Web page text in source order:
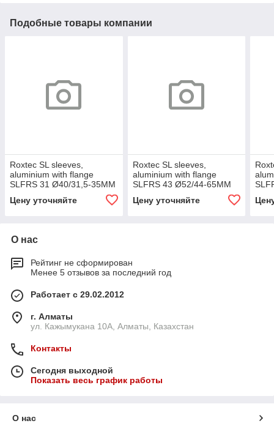
Подобные товары компании
Roxtec SL sleeves,
aluminium with flange
SLFRS 31 Ø40/31,5-35MM
Цену уточняйте
Roxtec SL sleeves,
aluminium with flange
SLFRS 43 Ø52/44-65MM
Цену уточняйте
О нас
Рейтинг не сформирован
Менее 5 отзывов за последний год
Работает с 29.02.2012
г. Алматы
ул. Кажымукана 10А, Алматы, Казахстан
Контакты
Сегодня выходной
Показать весь график работы
О нас